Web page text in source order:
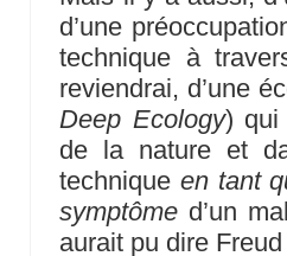
d’une
technique à
reviendrai, d’une
Deep Ecology) qui
de la nature et
techniqueen tant
symptôme d’un
aurait pu dire